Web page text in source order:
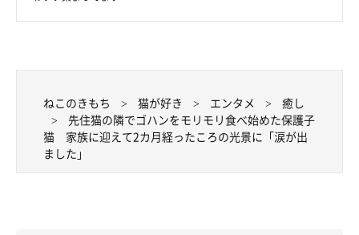
助けるような素振りを見せているのだそう。うたちゃんはそんな
ていてほっこりするそうです。
ねこのきもち 猫が好き エンタメ
癒し
先住猫の隣でゴハンをモリモリ食べ始めた保護子
猫 家族に迎えて2カ月経ったころの光景に「涙が出
ました」